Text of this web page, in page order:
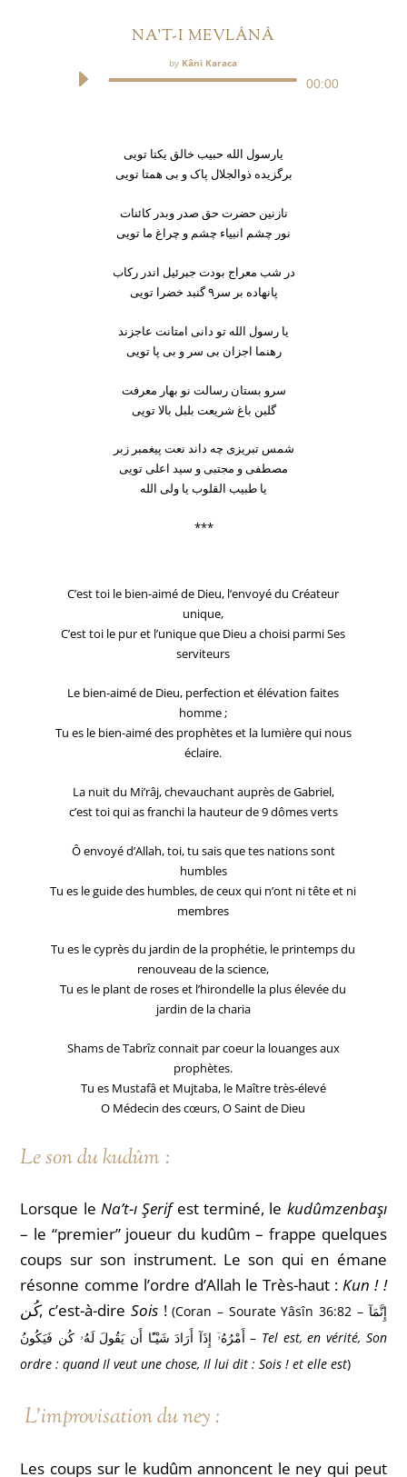
NA'T-I MEVLÂNÂ
by Kâni Karaca
Audio
00:00
یارسول الله حبیب خالق یکتا تویی
برگزیده ذوالجلال پاک و بی همتا تویی
نازنین حضرت حق صدر وبدر کائنات
نور چشم انبیاء چشم و چراغ ما تویی
در شب معراج بودت جبرئیل اندر رکاب
پانهاده بر سر۹ گنبد خضرا تویی
یا رسول الله تو دانی امتانت عاجزند
رهنما اجزان بی سر و بی پا تویی
سرو بستان رسالت نو بهار معرفت
گلبن باغ شریعت بلبل بالا تویی
شمس تبریزی چه داند نعت پیغمبر زبر
مصطفی و مجتبی و سید اعلی تویی
یا طبیب القلوب یا ولی الله
***
C’est toi le bien-aimé de Dieu, l’envoyé du Créateur
unique,
C’est toi le pur et l’unique que Dieu a choisi parmi Ses
serviteurs
Le bien-aimé de Dieu, perfection et élévation faites
homme ;
Tu es le bien-aimé des prophètes et la lumière qui nous
éclaire.
La nuit du Mi’râj, chevauchant auprès de Gabriel,
c’est toi qui as franchi la hauteur de 9 dômes verts
Ô envoyé d’Allah, toi, tu sais que tes nations sont
humbles
Tu es le guide des humbles, de ceux qui n’ont ni tête et ni
membres
Tu es le cyprès du jardin de la prophétie, le printemps du
renouveau de la science,
Tu es le plant de roses et l’hirondelle la plus élevée du
jardin de la charia
Shams de Tabrîz connait par coeur la louanges aux
prophètes.
Tu es Mustafâ et Mujtaba, le Maître très-élevé
O Médecin des cœurs, O Saint de Dieu
Le son du kudûm :
Lorsque leNa’t-ı Şerifest terminé, le kudûmzenbaşı
– le “premier” joueur du kudûm – frappe quelques
coups sur son instrument. Le son qui en émane
résonne comme l’ordre d’Allah le Très-haut :Kun ! !
كُن, c’est-à-dire Sois!(Coran – Sourate Yâsîn 36:82 – إِنَّمَآ
أَمْرُهُۥٓ إِذَآ أَرَادَ شَيْـًٔا أَن يَقُولَ لَهُۥ كُن فَيَكُونُ – Tel est, en vérité, Son
ordre : quand Il veut une chose, Il lui dit : Sois ! et elle est)
L’improvisation duney :
Les coups sur le kudûm annoncent le ney qui peut